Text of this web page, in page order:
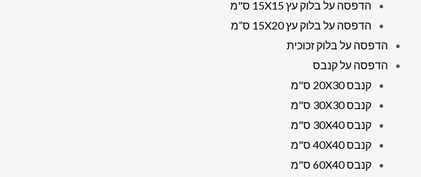
הדפסה על בלוק עץ 15X15 ס"מ
הדפסה על בלוק עץ 15X20 ס”מ
הדפסה על בלוק זכוכית
הדפסה על קנבס
קנבס 20X30 ס"מ
קנבס 30X30 ס"מ
קנבס 30X40 ס"מ
קנבס 40X40 ס"מ
קנבס 60X40 ס"מ
מחוסמת